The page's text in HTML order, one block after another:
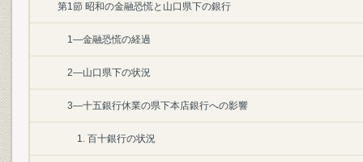
第1節 昭和の金融恐慌と山口県下の銀行
1―金融恐慌の経過
2―山口県下の状況
3―十五銀行休業の県下本店銀行への影響
1. 百十銀行の状況